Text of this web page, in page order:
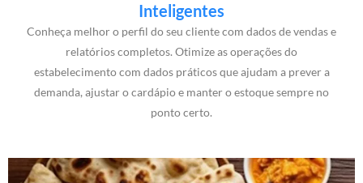
Inteligentes
Conheça melhor o perfil do seu cliente com dados de vendas e
relatórios completos. Otimize as operações do
estabelecimento com dados práticos que ajudam a prever a
demanda, ajustar o cardápio e manter o estoque sempre no
ponto certo.